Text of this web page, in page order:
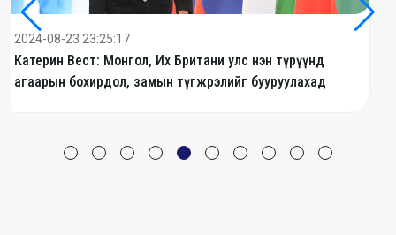
2024-08-22 20:00:56
Элсэн манханд нь зөвшөөрөлгүй зураг авалт хийсэн
Кэти Перрид испаничууд уурлав